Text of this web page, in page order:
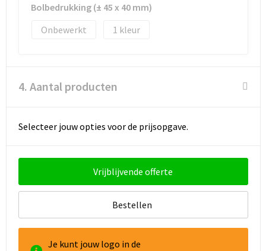
Bolbedrukking (± 45 x 40 mm)
Onbewerkt
1
4. Aantal producten
Selecteer jouw opties voor de prijsopgave.
Vrijblijvende offerte
Bestellen
Je kunt jouw logo in de